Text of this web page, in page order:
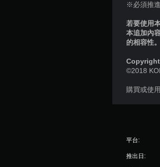
※必須推
若要使用
本追加內
的相容性。
Copyright
©2018
購買或使
平台:
推出日: